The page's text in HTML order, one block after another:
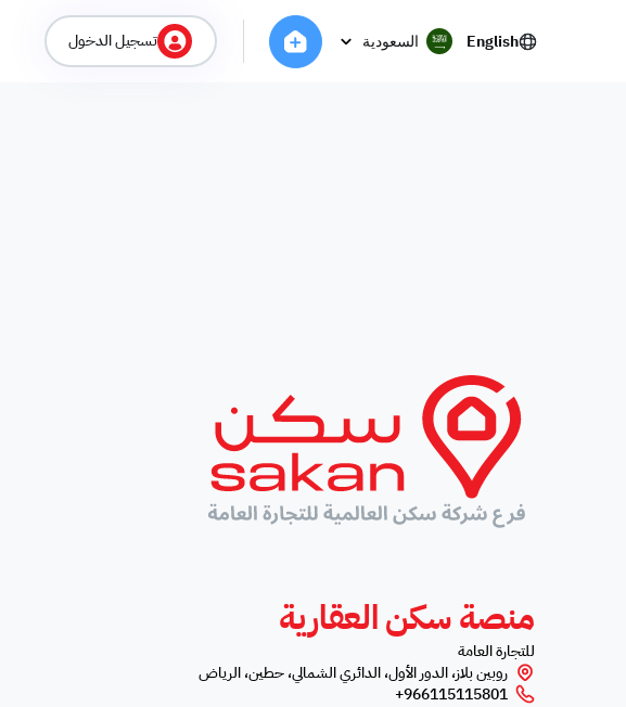
English السعودية تسجيل الدخول
منصة سكن العقارية
للتجارة العامة
روبين بلاز، الدور الأول، الدائري الشمالي، حطين، الرياض
966115115801+